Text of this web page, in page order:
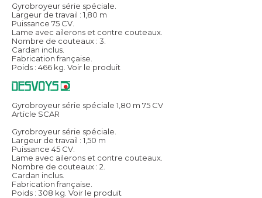
Gyrobroyeur série spéciale.
Largeur de travail : 1,80 m
Puissance 75 CV.
Lame avec ailerons et contre couteaux.
Nombre de couteaux : 3.
Cardan inclus.
Fabrication française.
Poids : 466 kg. Voir le produit
Gyrobroyeur série spéciale 1,80 m 75 CV
Article SCAR
Gyrobroyeur série spéciale.
Largeur de travail : 1,50 m
Puissance 45 CV.
Lame avec ailerons et contre couteaux.
Nombre de couteaux : 2.
Cardan inclus.
Fabrication française.
Poids : 308 kg. Voir le produit